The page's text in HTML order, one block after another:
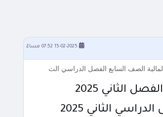
15-02-2025 07:52 مساءً